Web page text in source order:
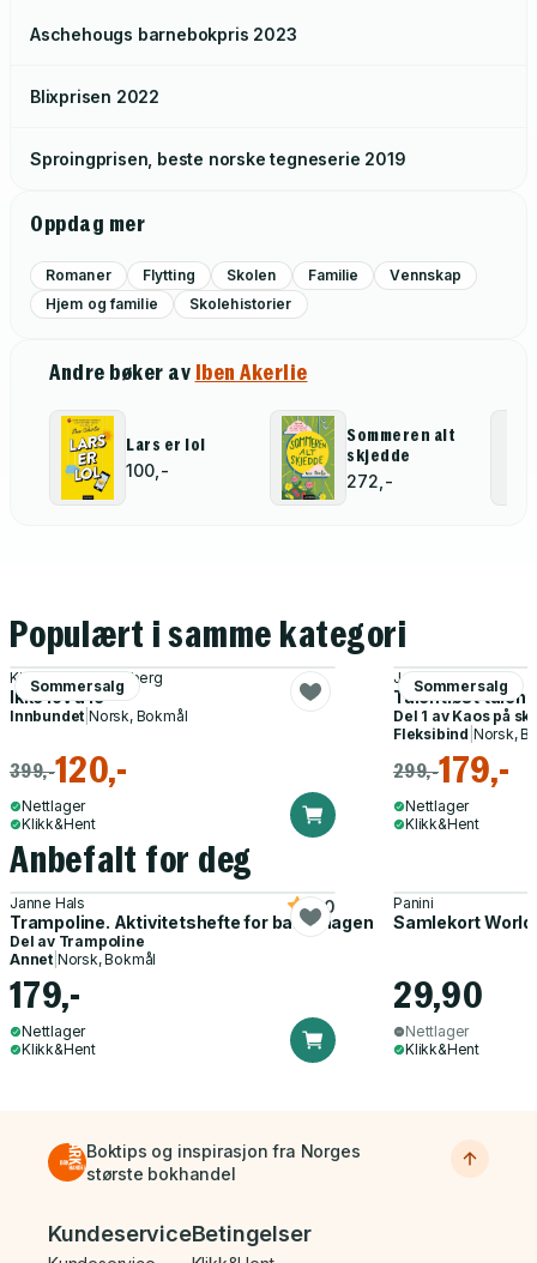
Aschehougs barnebokpris 2023
Blixprisen 2022
Sproingprisen, beste norske tegneserie 2019
Oppdag mer
Romaner Flytting Skolen Familie
Vennskap
Hjem og familie
Skolehistorier
Andre bøker av Iben Akerlie
Lars er lol
100,-
Sommeren alt
skjedde
272,-
Populært i samme kategori
Sommersalg
Kine Jeanette Solberg
Ikke lov å le
Innbundet |Norsk, Bokmål
399,-120,-
Nettlager
Klikk&Hent
Sommersalg
Jason Platt
Talentløst
Del 1 av Kaos på
Fleksibind Norsk,
299,-179,-
Nettlager
Klikk&Hent
Anbefalt for deg
Janne Hals
Trampoline. Aktivitetshefte for barnehagen
5.0
Del av Trampoline
Annet Norsk, Bokmål
179,-
Nettlager
Klikk&Hent
Panini
Samlekort
29,90
Nettlager
Klikk&Hent
Boktips og inspirasjon fra Norges
største bokhandel
Bunnmeny
KundeserviceBetingelser